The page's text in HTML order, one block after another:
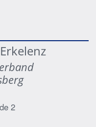
2